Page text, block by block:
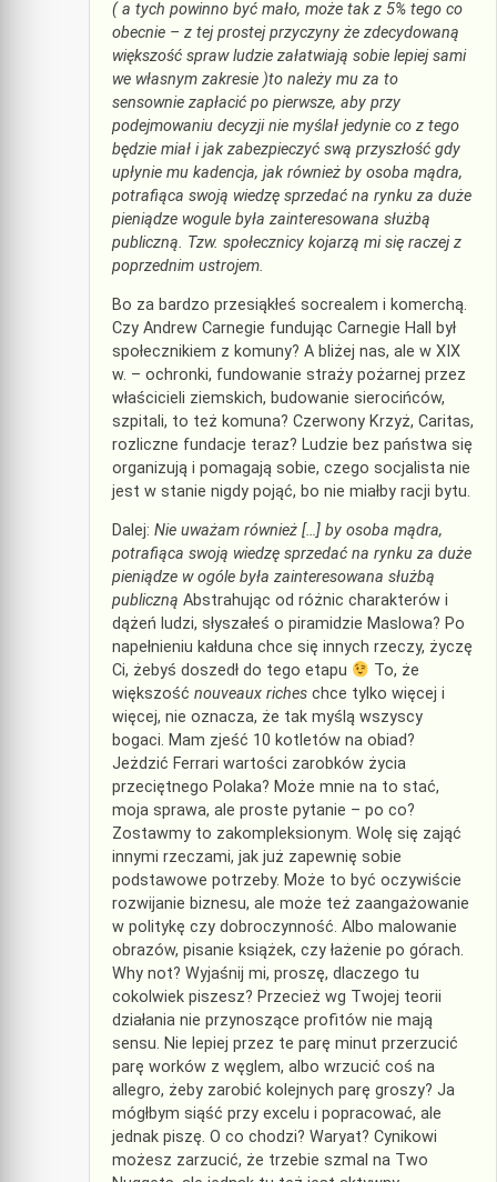
( a tych powinno być mało, może tak z 5% tego co
obecnie – z tej prostej przyczyny że zdecydowaną
większość spraw ludzie załatwiają sobie lepiej sami
we własnym zakresie )to należy mu za to
sensownie zapłacić po pierwsze, aby przy
podejmowaniu decyzji nie myślał jedynie co z tego
będzie miał i jak zabezpieczyć swą przyszłość gdy
upłynie mu kadencja, jak również by osoba mądra,
potrafiąca swoją wiedzę sprzedać na rynku za duże
pieniądze wogule była zainteresowana służbą
publiczną. Tzw. społecznicy kojarzą mi się raczej z
poprzednim ustrojem.
Bo za bardzo przesiąkłeś socrealem i komerchą.
Czy Andrew Carnegie fundując Carnegie Hall był
społecznikiem z komuny? A bliżej nas, ale w XIX
w. – ochronki, fundowanie straży pożarnej przez
właścicieli ziemskich, budowanie sierocińców,
szpitali, to też komuna? Czerwony Krzyż, Caritas,
rozliczne fundacje teraz? Ludzie bez państwa się
organizują i pomagają sobie, czego socjalista nie
jest w stanie nigdy pojąć, bo nie miałby racji bytu.
Dalej: Nie uważam również […] by osoba mądra,
potrafiąca swoją wiedzę sprzedać na rynku za duże
pieniądze w ogóle była zainteresowana służbą
publiczną Abstrahując od różnic charakterów i
dążeń ludzi, słyszałeś o piramidzie Maslowa? Po
napełnieniu kałduna chce się innych rzeczy, życzę
Ci, żebyś doszedł do tego etapu
To, że
większość nouveaux riches chce tylko więcej i
więcej, nie oznacza, że tak myślą wszyscy
bogaci. Mam zjeść 10 kotletów na obiad?
Jeżdzić Ferrari wartości zarobków życia
przeciętnego Polaka? Może mnie na to stać,
moja sprawa, ale proste pytanie – po co?
Zostawmy to zakompleksionym. Wolę się zająć
innymi rzeczami, jak już zapewnię sobie
podstawowe potrzeby. Może to być oczywiście
rozwijanie biznesu, ale może też zaangażowanie
w politykę czy dobroczynność. Albo malowanie
obrazów, pisanie książek, czy łażenie po górach.
Why not? Wyjaśnij mi, proszę, dlaczego tu
cokolwiek piszesz? Przecież wg Twojej teorii
działania nie przynoszące profitów nie mają
sensu. Nie lepiej przez te parę minut przerzucić
parę worków z węglem, albo wrzucić coś na
allegro, żeby zarobić kolejnych parę groszy? Ja
mógłbym siąść przy excelu i popracować, ale
jednak piszę. O co chodzi? Waryat? Cynikowi
możesz zarzucić, że trzebie szmal na Two